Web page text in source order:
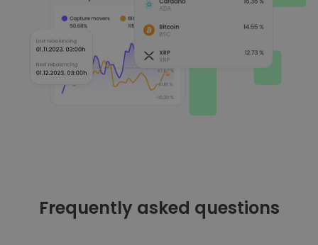
Frequently asked questions